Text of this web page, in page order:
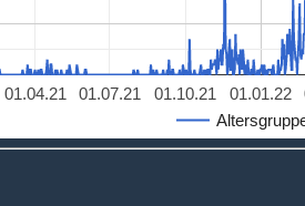
01.01.22
01.04.21 01.07.21 01.10.21